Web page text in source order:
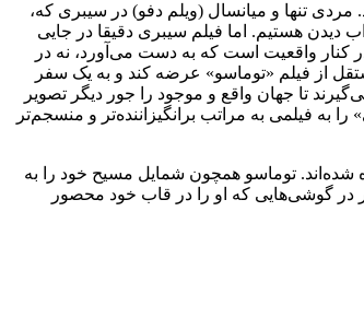
مردی تنها و میانسال (ویلم دفو) در سیبری که،
دیدن هستیم. اما فیلم سیبری دقیقا در جایی
کنار واقعیت است که به دست می‌آورد، نه در
از فیلم «توماسو» عرضه کند و به یک سفر
تا جهان واقع و موجود را جور دیگر تصویر
فیلمی به مراتب برانگیزاننده‌تر و منسجم‌تر
توماسو همچون شمایل مسیح خود را به
در گوشی‌هایی که او را در قاب خود محصور